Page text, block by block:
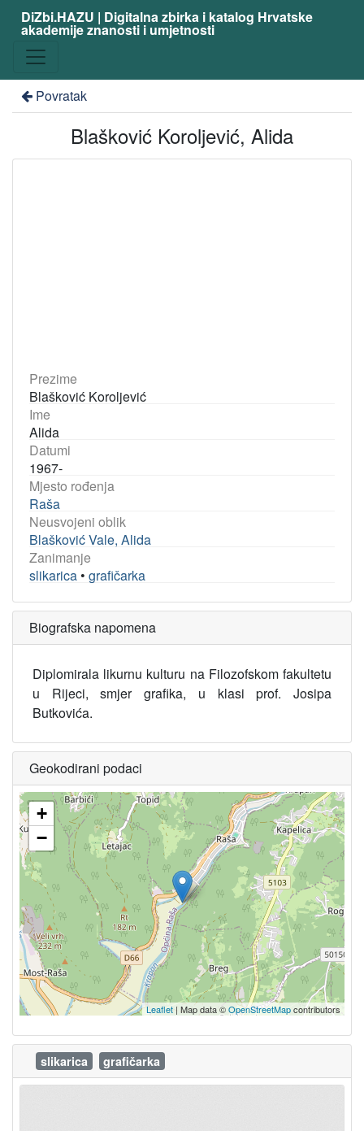
DiZbi.HAZU | Digitalna zbirka i katalog Hrvatske
akademije znanosti i umjetnosti
Povratak
Blašković Koroljević, Alida
Prezime
Blašković Koroljević
Ime
Alida
Datumi
1967-
Mjesto rođenja
Raša
Neusvojeni oblik
Blašković Vale, Alida
Zanimanje
slikarica • grafičarka
Biografska napomena
Diplomirala likurnu kulturu na Filozofskom fakultetu
u Rijeci, smjer grafika, u klasi prof. Josipa
Butkovića.
Geokodirani podaci
+
−
Leaflet| Map data ©OpenStreetMapcontributors
slikarica grafičarka